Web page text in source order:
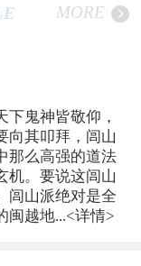
MORE
鬼神皆敬仰，
向其叩拜，闾山
那么高强的道法
机。要说这闾山
闾山派绝对是全
闽越地...<详情>